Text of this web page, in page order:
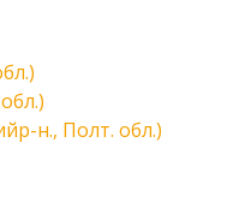
н., Полт. обл.)